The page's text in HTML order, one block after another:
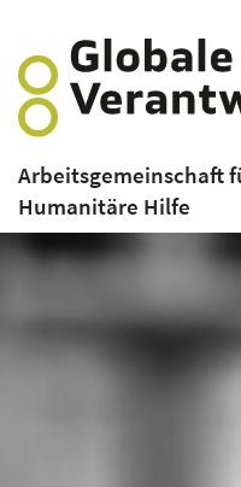
Arbeitsgemeinschaft
Humanitäre Hilfe